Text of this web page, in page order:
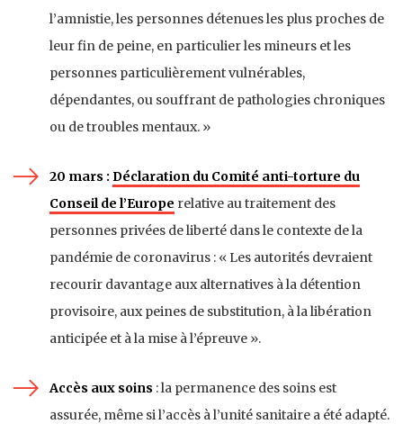
l’amnistie, les personnes détenues les plus proches de
leur fin de peine, en particulier les mineurs et les
personnes particulièrement vulnérables,
dépendantes, ou souffrant de pathologies chroniques
ou de troubles mentaux. »
20 mars : Déclaration du Comité anti-torture du
Conseil de l’Europe relative au traitement des
personnes privées de liberté dans le contexte de la
pandémie de coronavirus : « Les autorités devraient
recourir davantage aux alternatives à la détention
provisoire, aux peines de substitution, à la libération
anticipée et à la mise à l’épreuve ».
Accès aux soins : la permanence des soins est
assurée, même si l’accès à l’unité sanitaire a été adapté.